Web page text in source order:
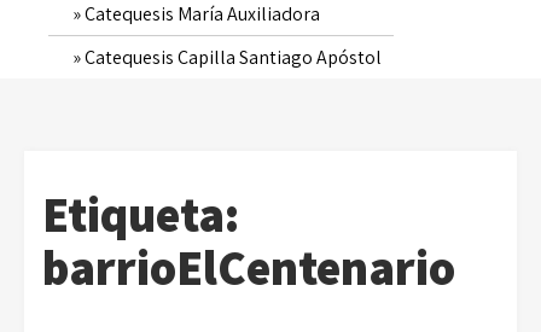
Catequesis María Auxiliadora
Catequesis Capilla Santiago Apóstol
Etiqueta:
barrioElCentenario